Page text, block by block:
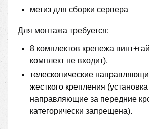
метиз для сборки сервера
Для монтажа требуется:
8 комплектов крепежа
комплект не входит).
телескопические
жесткого крепления (у
направляющие за передние
категорически запрещена).